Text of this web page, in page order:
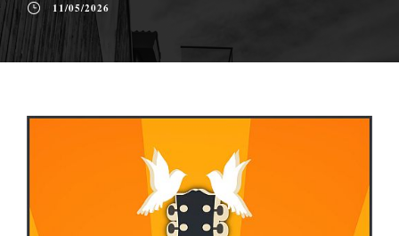
11/05/2026